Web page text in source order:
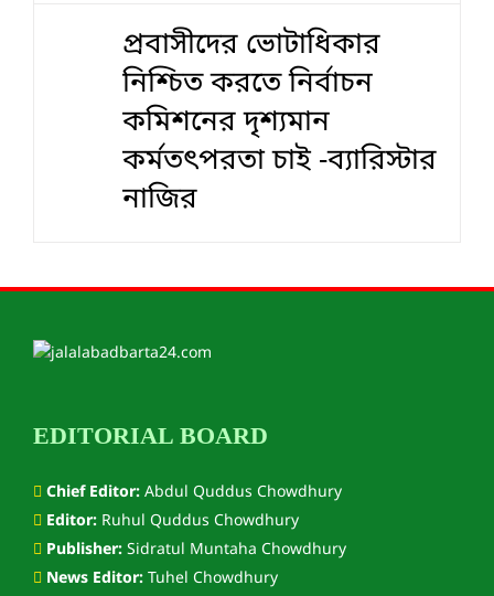
প্রবাসীদের ভোটাধিকার
নিশ্চিত করতে নির্বাচন
কমিশনের দৃশ‍্যমান
কর্মতৎপরতা চাই -ব্যারিস্টার
নাজির
EDITORIAL BOARD
Chief Editor: Abdul Quddus Chowdhury
Editor: Ruhul Quddus Chowdhury
Publisher: Sidratul Muntaha Chowdhury
News Editor: Tuhel Chowdhury